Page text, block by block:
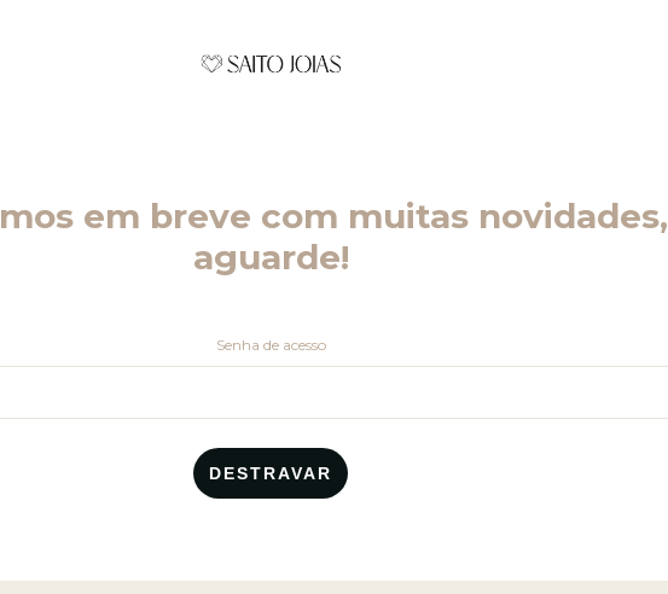
em breve com muitas novidades,
aguarde!
Senha de acesso
DESTRAVAR